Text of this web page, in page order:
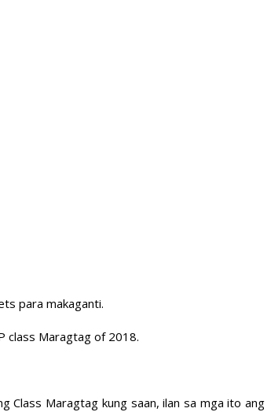
para makaganti.
class Maragtag of 2018.
Class Maragtag kung saan, ilan sa mga ito ang